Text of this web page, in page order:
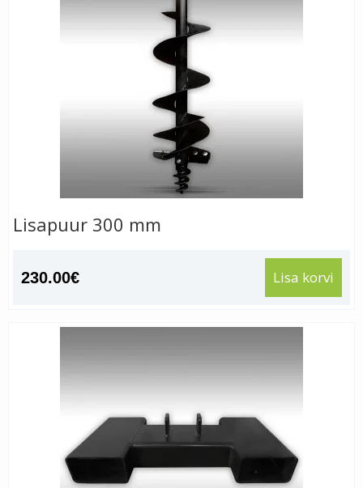
Lisapuur 300 mm
230.00€ Lisa korvi